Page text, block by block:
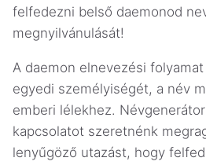
felfedezni belső daemonod
megnyilvánulását!
A daemon elnevezési
egyedi személyiségét, a név
emberi lélekhez.
kapcsolatot szeretnénk
lenyűgöző utazást, hogy